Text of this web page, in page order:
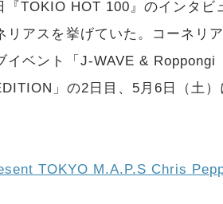
TOKIO HOT 100』のインタビ
アスを挙げていた。コーネリ
イベント「J-WAVE & Roppongi
」の2日目、5月6日（土）
TOKYO M.A.P.S Chris